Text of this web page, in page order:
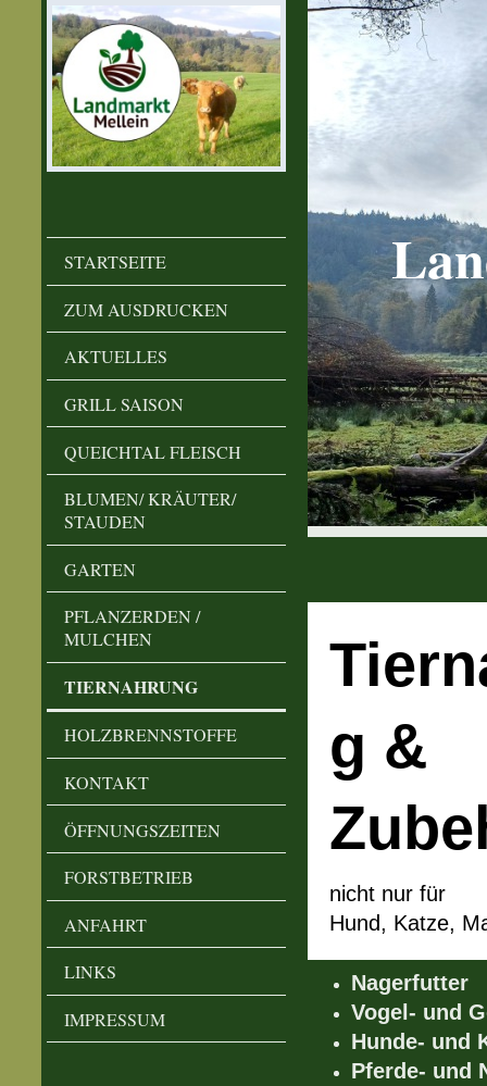
STARTSEITE
ZUM AUSDRUCKEN
AKTUELLES
GRILL SAISON
QUEICHTAL FLEISCH
BLUMEN/ KRÄUTER/
STAUDEN
GARTEN
PFLANZERDEN /
MULCHEN
TIERNAHRUNG
HOLZBRENNSTOFFE
KONTAKT
ÖFFNUNGSZEITEN
FORSTBETRIEB
ANFAHRT
LINKS
IMPRESSUM
g &
nicht nur für
Hund, Katze,
Nagerfutter
Vogel- und
Hunde- und
Pferde- und